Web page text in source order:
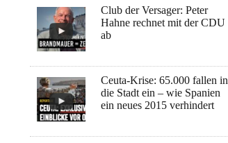
Club der Versager: Peter
Hahne rechnet mit der CDU
ab
Ceuta-Krise: 65.000 fallen in
die Stadt ein – wie Spanien
ein neues 2015 verhindert